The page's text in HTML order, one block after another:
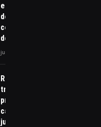
esperanças
de Biden
começam a
desaparecer
julho 19, 2024
Recuperação
tributária
precisa
caminhar
junto com